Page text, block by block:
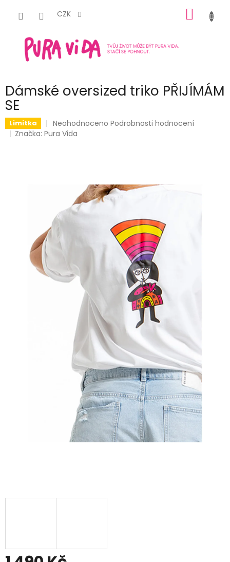
CZK
KOŠÍK
Dámské oversized triko PŘIJÍMÁM
SE
Limitka
Průměrné
hodnocení
hvězdiček.
Neohodnoceno Podrobnosti hodnocení
Značka:Pura Vida